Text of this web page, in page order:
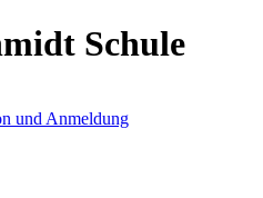
und Anmeldung